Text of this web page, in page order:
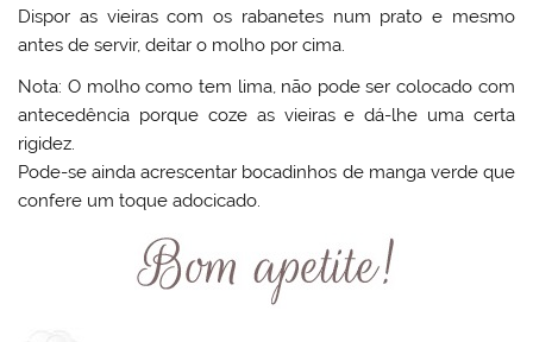
Dispor as vieiras com os rabanetes num prato e mesmo
antes de servir, deitar o molho por cima.
Nota: O molho como tem lima, não pode ser colocado com
antecedência porque coze as vieiras e dá-lhe uma certa
rigidez.
Pode-se ainda acrescentar bocadinhos de manga verde que
confere um toque adocicado.